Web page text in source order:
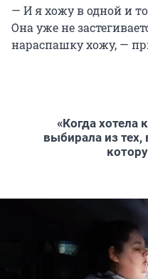
— И я хожу в одной и
Она уже не
нараспашку хожу, —
«Когда хотела
выбирала из тех,